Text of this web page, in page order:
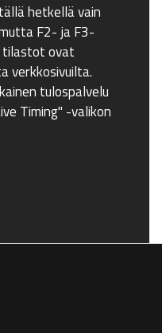
hetkellä vain
F2- ja F3-
tilastot ovat
verkkosivuilta.
tulospalvelu
Timing" -valikon